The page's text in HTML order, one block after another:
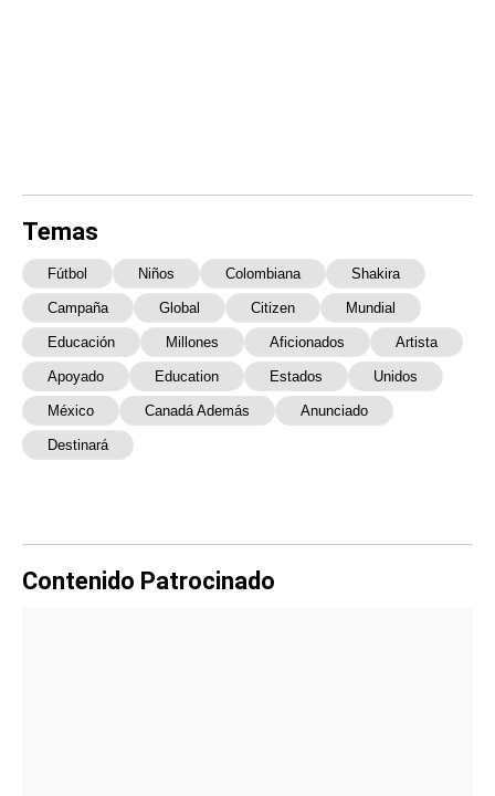
Temas
Fútbol Niños Colombiana Shakira
Campaña Global Citizen Mundial
Educación Millones Aficionados Artista
Apoyado Education Estados Unidos
México Canadá Además Anunciado
Destinará
Contenido Patrocinado